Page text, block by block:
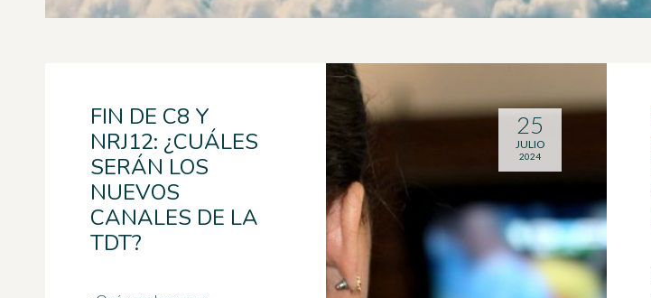
FIN DE C8 Y
NRJ12: ¿CUÁLES
SERÁN LOS
NUEVOS
CANALES DE LA
TDT?
25
JULIO
2024